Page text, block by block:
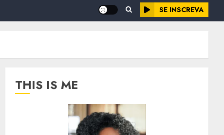
SE INSCREVA
THIS IS ME